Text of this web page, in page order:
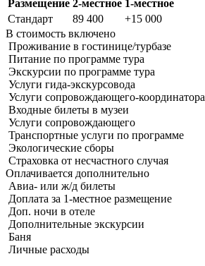
Размещение 2-местное 1-местное
Стандарт
89 400
+15 000
В стоимость включено
Проживание в гостинице/турбазе
Питание по программе тура
Экскурсии по программе тура
Услуги гида-экскурсовода
Услуги сопровождающего-координатора
Входные билеты в музеи
Услуги сопровождающего
Транспортные услуги по программе
Экологические сборы
Страховка от несчастного случая
Оплачивается дополнительно
Авиа- или ж/д билеты
Доплата за 1-местное размещение
Доп. ночи в отеле
Дополнительные экскурсии
Баня
Личные расходы